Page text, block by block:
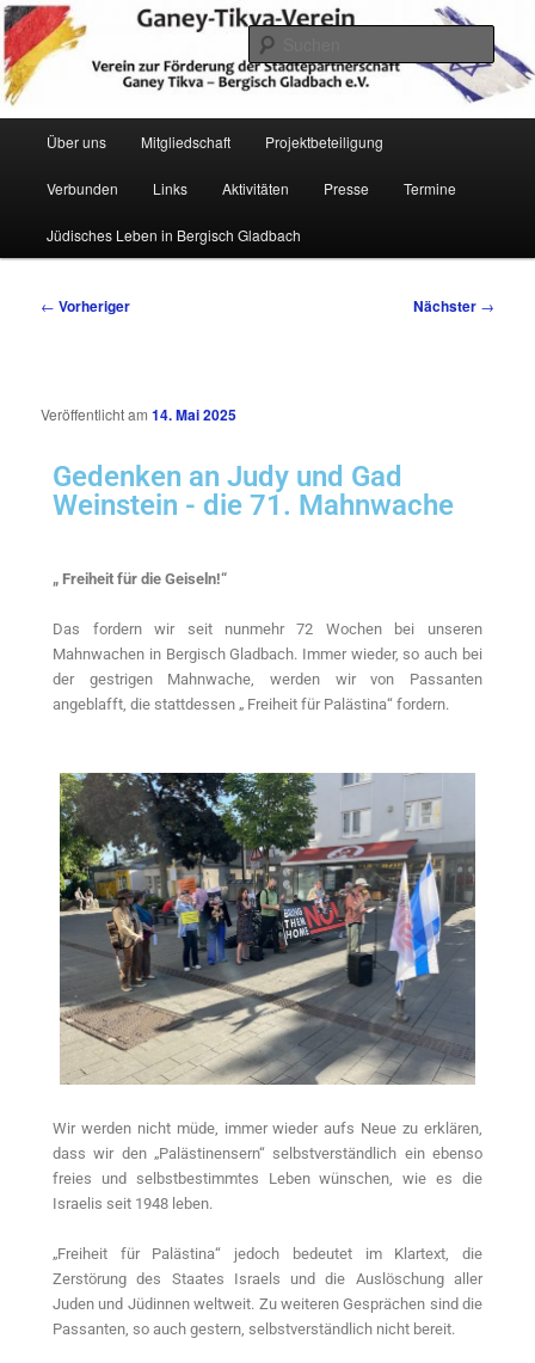
Zum
primären
Inhalt
springen
Ganey Tikva Verein Bergisch
Gladbach
Verein zur Förderung der Städtepartnerschaft Ganey Tikva – Bergisch
Gladbach e. V.
Hauptmenü
Über uns Mitgliedschaft Projektbeteiligung
Verbunden Links Aktivitäten Presse Termine
Jüdisches Leben in Bergisch Gladbach
Beitragsnavigation
← Vorheriger Nächster →
Veröffentlicht am14. Mai 2025
Gedenken an Judy und Gad
Weinstein - die 71. Mahnwache
„ Freiheit für die Geiseln!“
Das fordern wir seit nunmehr 72 Wochen bei unseren
Mahnwachen in Bergisch Gladbach. Immer wieder, so auch bei
der gestrigen Mahnwache, werden wir von Passanten
angeblafft, die stattdessen „ Freiheit für Palästina“ fordern.
Wir werden nicht müde, immer wieder aufs Neue zu erklären,
dass wir den „Palästinensern“ selbstverständlich ein ebenso
freies und selbstbestimmtes Leben wünschen, wie es die
Israelis seit 1948 leben.
„Freiheit für Palästina“ jedoch bedeutet im Klartext, die
Zerstörung des Staates Israels und die Auslöschung aller
Juden und Jüdinnen weltweit. Zu weiteren Gesprächen sind die
Passanten, so auch gestern, selbstverständlich nicht bereit.